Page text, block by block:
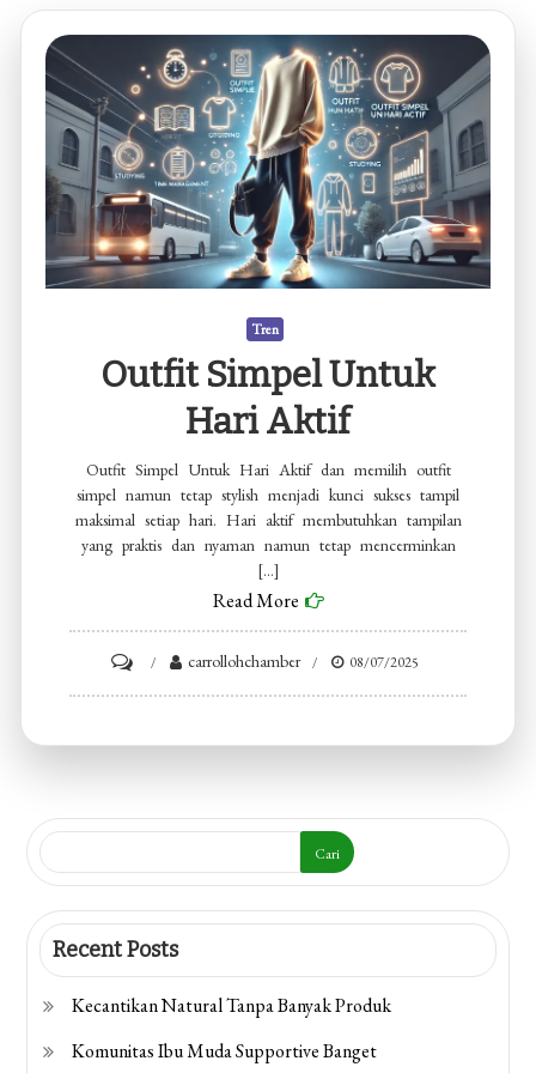
Tren
Outfit Simpel Untuk
Hari Aktif
Outfit Simpel Untuk Hari Aktif dan memilih outfit
simpel namun tetap stylish menjadi kunci sukses tampil
maksimal setiap hari. Hari aktif membutuhkan tampilan
yang praktis dan nyaman namun tetap mencerminkan
[…]
Read More
Outfit
Aktif
carrollohchamber 08/07/2025
Cari
Recent Posts
Kecantikan Natural Tanpa Banyak Produk
Komunitas Ibu Muda Supportive Banget